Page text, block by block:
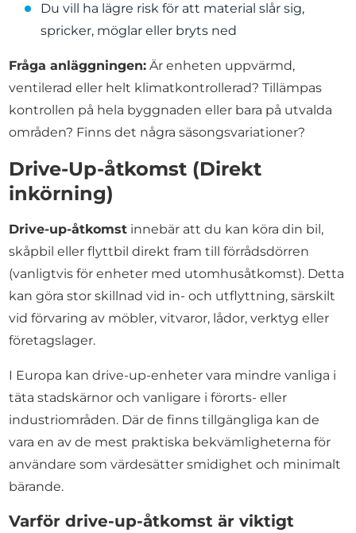
Du vill ha lägre risk för att material slår sig,
spricker, möglar eller bryts ned
Fråga anläggningen: Är enheten uppvärmd,
ventilerad eller helt klimatkontrollerad? Tillämpas
kontrollen på hela byggnaden eller bara på utvalda
områden? Finns det några säsongsvariationer?
Drive-Up-åtkomst (Direkt
inkörning)
Drive-up-åtkomst innebär att du kan köra din bil,
skåpbil eller flyttbil direkt fram till förrådsdörren
(vanligtvis för enheter med utomhusåtkomst). Detta
kan göra stor skillnad vid in- och utflyttning, särskilt
vid förvaring av möbler, vitvaror, lådor, verktyg eller
företagslager.
I Europa kan drive-up-enheter vara mindre vanliga i
täta stadskärnor och vanligare i förorts- eller
industriområden. Där de finns tillgängliga kan de
vara en av de mest praktiska bekvämligheterna för
användare som värdesätter smidighet och minimalt
bärande.
Varför drive-up-åtkomst är viktigt